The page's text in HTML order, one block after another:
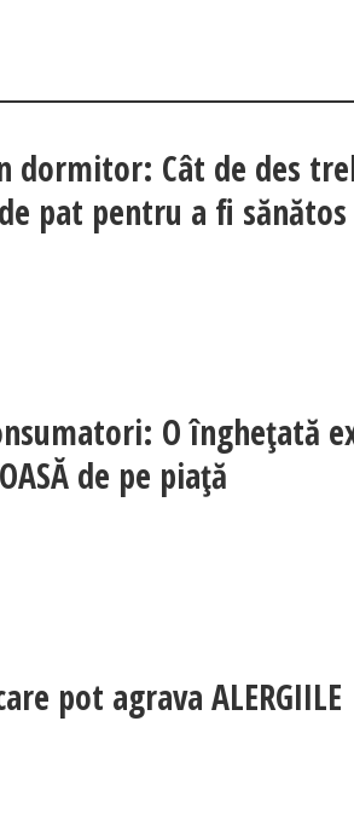
dormitor: Cât de des
pat pentru a fi sănătos
O îngheţată
de pe piaţă
pot agrava ALERGIILE